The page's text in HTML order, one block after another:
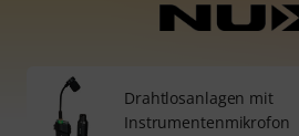
Drahtlosanlagen mit
Instrumentenmikrofon